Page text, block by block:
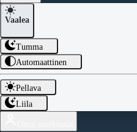
Vaalea
Tumma
Automaattinen
Pellava
Liila